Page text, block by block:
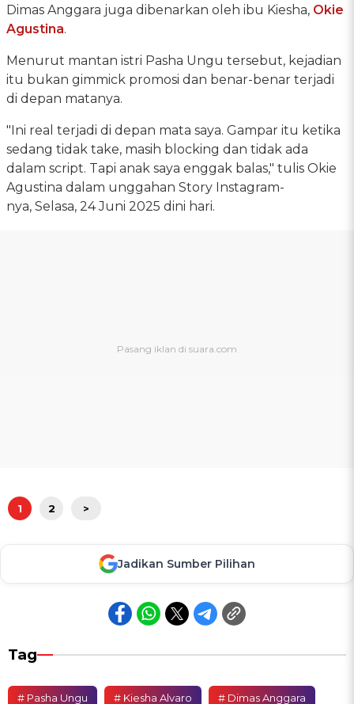
Dimas Anggara juga dibenarkan oleh ibu Kiesha, Okie
Agustina.
Menurut mantan istri Pasha Ungu tersebut, kejadian
itu bukan gimmick promosi dan benar-benar terjadi
di depan matanya.
"Ini real terjadi di depan mata saya. Gampar itu ketika
sedang tidak take, masih blocking dan tidak ada
dalam script. Tapi anak saya enggak balas," tulis Okie
Agustina dalam unggahan Story Instagram-
nya, Selasa, 24 Juni 2025 dini hari.
1 2 >
Jadikan Sumber Pilihan
Tag
# Pasha Ungu # Kiesha Alvaro # Dimas Anggara